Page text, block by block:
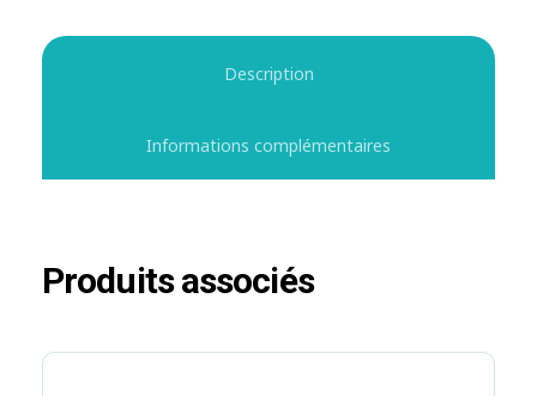
Description
Informations complémentaires
Produits associés